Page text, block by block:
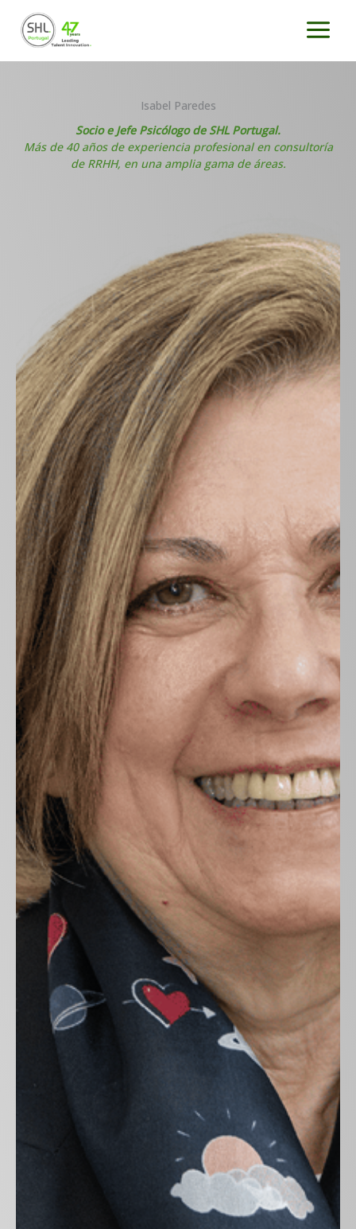
contenido
Isabel Paredes
Socioe Jefe Psicólogode SHL Portugal.
Más de 40 años de experiencia profesional en consultoría
de RRHH, en una amplia gama de áreas.